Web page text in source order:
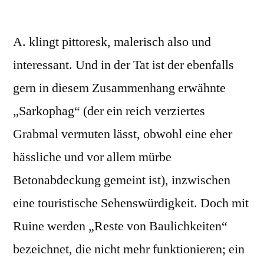
A. klingt pittoresk, malerisch also und
interessant. Und in der Tat ist der ebenfalls
gern in diesem Zusammenhang erwähnte
„Sarkophag“ (der ein reich verziertes
Grabmal vermuten lässt, obwohl eine eher
hässliche und vor allem mürbe
Betonabdeckung gemeint ist), inzwischen
eine touristische Sehenswürdigkeit. Doch mit
Ruine werden „Reste von Baulichkeiten“
bezeichnet, die nicht mehr funktionieren; ein